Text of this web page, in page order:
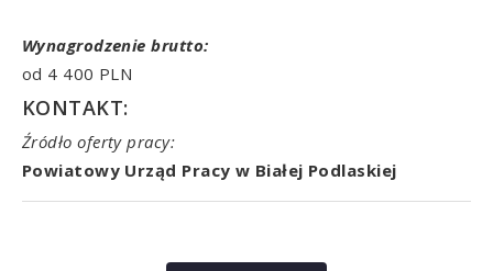
Wynagrodzenie brutto:
od 4 400 PLN
KONTAKT:
Źródło oferty pracy:
Powiatowy Urząd Pracy w Białej Podlaskiej